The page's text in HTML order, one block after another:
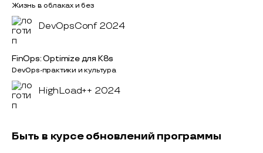
Жизнь в облаках и без
DevOpsConf 2024
FinOps: Optimize для K8s
DevOps-практики и культура
HighLoad++ 2024
Быть в курсе обновлений программы